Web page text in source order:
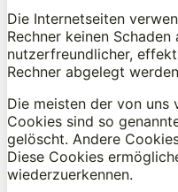
Die Internetseiten
Rechner keinen
nutzerfreundlicher,
Rechner abgelegt
Die meisten der von uns
Cookies sind so
gelöscht. Andere
Diese Cookies
wiederzuerkennen.